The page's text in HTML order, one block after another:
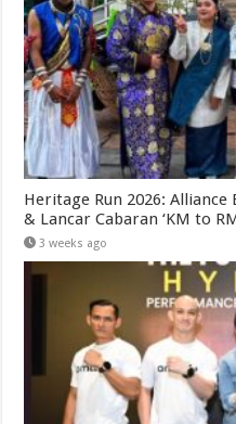
Heritage Run 2026: Alliance
& Lancar Cabaran ‘KM to
3 weeks ago